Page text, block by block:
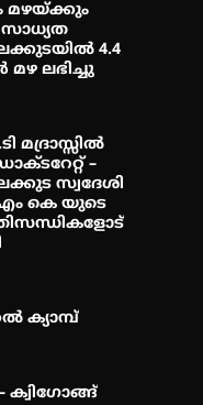
മഴയ്ക്കും
സാധ്യത
4.4
മഴ ലഭിച്ചു
–
സ്വദേശി
കെ യുടെ
ക്യാമ്പ്
ക്വിഗോങ്ങ്